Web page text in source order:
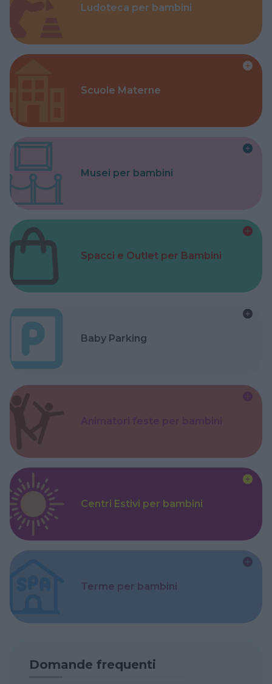
Ludoteca per bambini
Scuole Materne
Musei per bambini
Spacci e Outlet per Bambini
Baby Parking
Centri Estivi per bambini
Terme per bambini
Domande frequenti